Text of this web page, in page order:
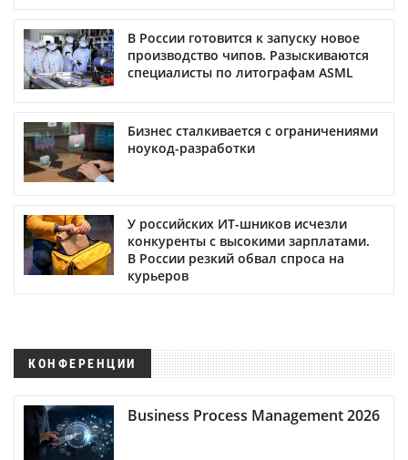
В России готовится к запуску новое
производство чипов. Разыскиваются
специалисты по литографам ASML
Бизнес сталкивается с ограничениями
ноукод-разработки
У российских ИТ-шников исчезли
конкуренты с высокими зарплатами.
В России резкий обвал спроса на
курьеров
КОНФЕРЕНЦИИ
Business Process Management 2026